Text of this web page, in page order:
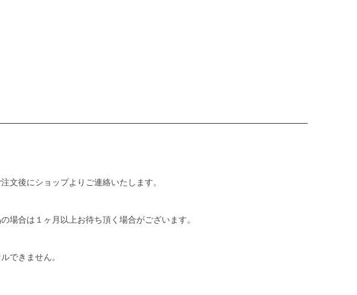
文後にショップよりご連絡いたします。
場合は１ヶ月以上お待ち頂く場合がございます。
できません。